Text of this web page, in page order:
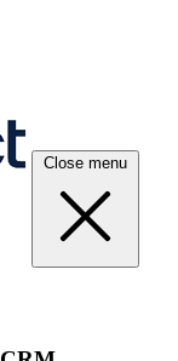
Close menu